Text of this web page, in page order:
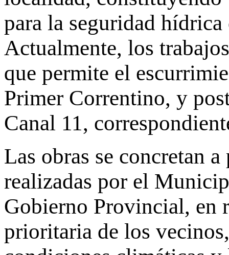
para la seguridad
Actualmente, los
que permite el
Primer Correntino, y
Canal 11,
Las obras se concretan
realizadas por el
Gobierno Provincial, en
prioritaria de los